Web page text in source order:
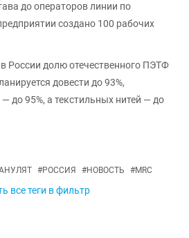
до операторов линии по
создано 100 рабочих
в России долю отечественного ПЭТФ
довести до 93%,
до 95%, а текстильных нитей — до
#РОССИЯ #НОВОСТЬ #MRC
все теги в фильтр